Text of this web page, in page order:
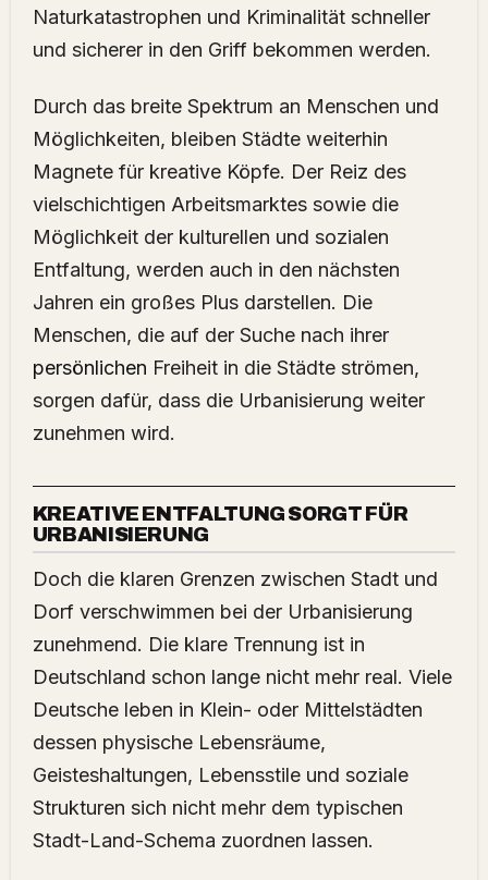
Naturkatastrophen und Kriminalität schneller
und sicherer in den Griff bekommen werden.
Durch das breite Spektrum an Menschen und
Möglichkeiten, bleiben Städte weiterhin
Magnete für kreative Köpfe. Der Reiz des
vielschichtigen Arbeitsmarktes sowie die
Möglichkeit der kulturellen und sozialen
Entfaltung, werden auch in den nächsten
Jahren ein großes Plus darstellen. Die
Menschen, die auf der Suche nach ihrer
persönlichen Freiheit in die Städte strömen,
sorgen dafür, dass die Urbanisierung weiter
zunehmen wird.
KREATIVE ENTFALTUNG SORGT FÜR
URBANISIERUNG
Doch die klaren Grenzen zwischen Stadt und
Dorf verschwimmen bei der Urbanisierung
zunehmend. Die klare Trennung ist in
Deutschland schon lange nicht mehr real. Viele
Deutsche leben in Klein- oder Mittelstädten
dessen physische Lebensräume,
Geisteshaltungen, Lebensstile und soziale
Strukturen sich nicht mehr dem typischen
Stadt-Land-Schema zuordnen lassen.